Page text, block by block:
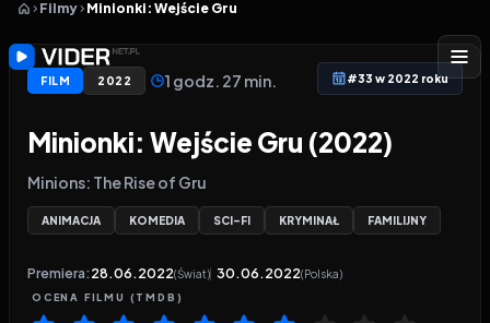
Filmy Minionki: Wejście Gru
FILM 2022 1 godz. 27 min. #33 w 2022 roku
Minionki: Wejście Gru (2022)
Minions: The Rise of Gru
ANIMACJA KOMEDIA SCI-FI KRYMINAŁ FAMILIJNY
Premiera: 28.06.2022(Świat) 30.06.2022(Polska)
OCENA FILMU (TMDB)